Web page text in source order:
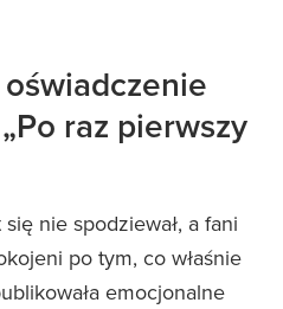
raz pierwszy
nie spodziewał, a fani
po tym, co właśnie
emocjonalne